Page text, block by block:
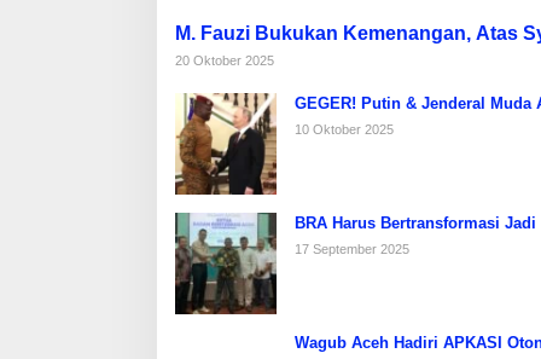
M. Fauzi Bukukan Kemenangan, Atas
20 Oktober 2025
GEGER! Putin & Jenderal
10 Oktober 2025
BRA Harus Bertransformasi
17 September 2025
Wagub Aceh Hadiri APKASI